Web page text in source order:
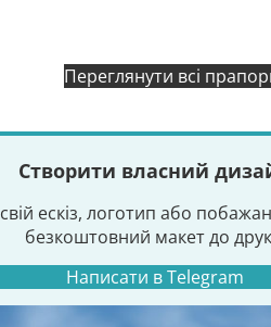
Переглянути всі
Створити власний
ескіз, логотип або
безкоштовний макет до
Написати в Telegram